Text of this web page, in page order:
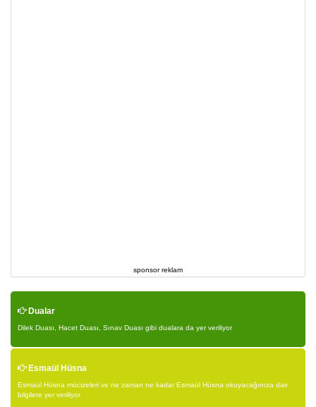
sponsor reklam
Dualar
Dilek Duası, Hacet Duası, Sınav Duası gibi dualara da yer veriliyor
Esmaül Hüsna
Esmaül Hüsna mücizeleri ve ne zaman ne kadar Esmaül Hüsna okuyacağınıza dair
bilgilere yer veriliyor